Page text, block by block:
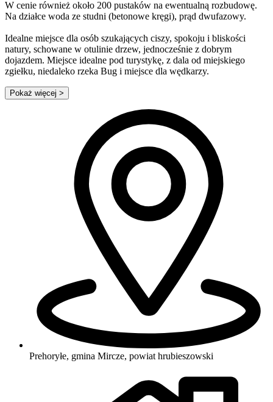
W cenie również około 200 pustaków na ewentualną rozbudowę.
Na działce woda ze studni (betonowe kręgi), prąd dwufazowy.
Idealne miejsce dla osób szukających ciszy, spokoju i bliskości
natury, schowane w otulinie drzew, jednocześnie z dobrym
dojazdem. Miejsce idealne pod turystykę, z dala od miejskiego
zgiełku, niedaleko rzeka Bug i miejsce dla wędkarzy.
Pokaż więcej >
Prehoryłe, gmina Mircze, powiat hrubieszowski